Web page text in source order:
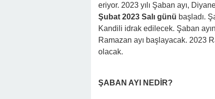
eriyor. 2023 yılı Şaban ayı,
Şubat 2023 Salı günü başladı.
Kandili idrak edilecek. Şaban
Ramazan ayı başlayacak. 2023
olacak.
ŞABAN AYI NEDİR?